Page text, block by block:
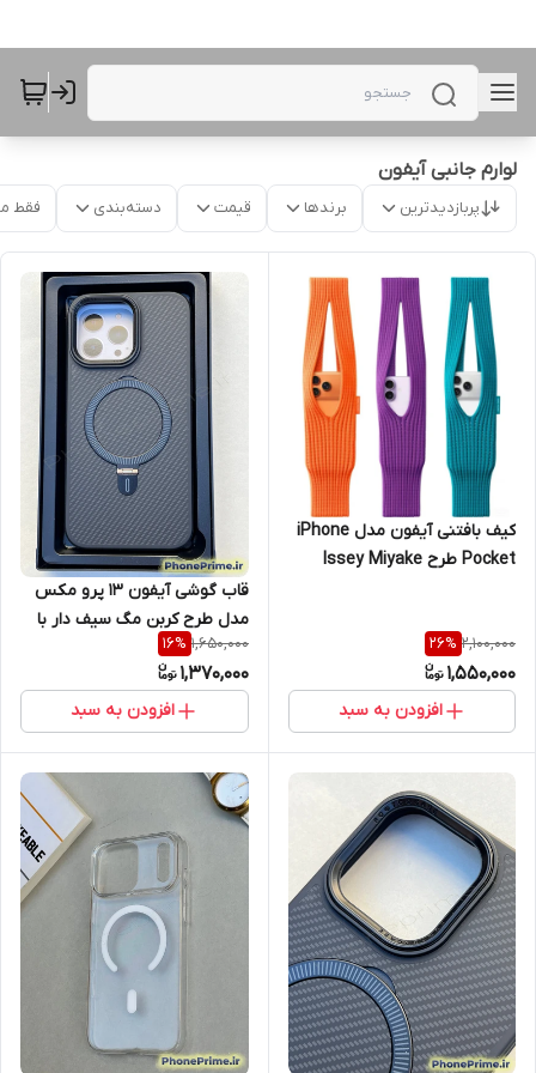
لوارم جانبی آیفون
پربازدیدترین برندها قیمت دسته‌بندی فقط
کیف بافتنی آیفون مدل iPhone
Pocket طرح Issey Miyake
2,100,000
26%
1,550,000
افزودن به سبد
قاب گوشی آیفون 13 پرو مکس
مدل طرح کربن مگ سیف دار با
استند تاشو فلزی
1,650,000
16%
1,370,000
افزودن به سبد